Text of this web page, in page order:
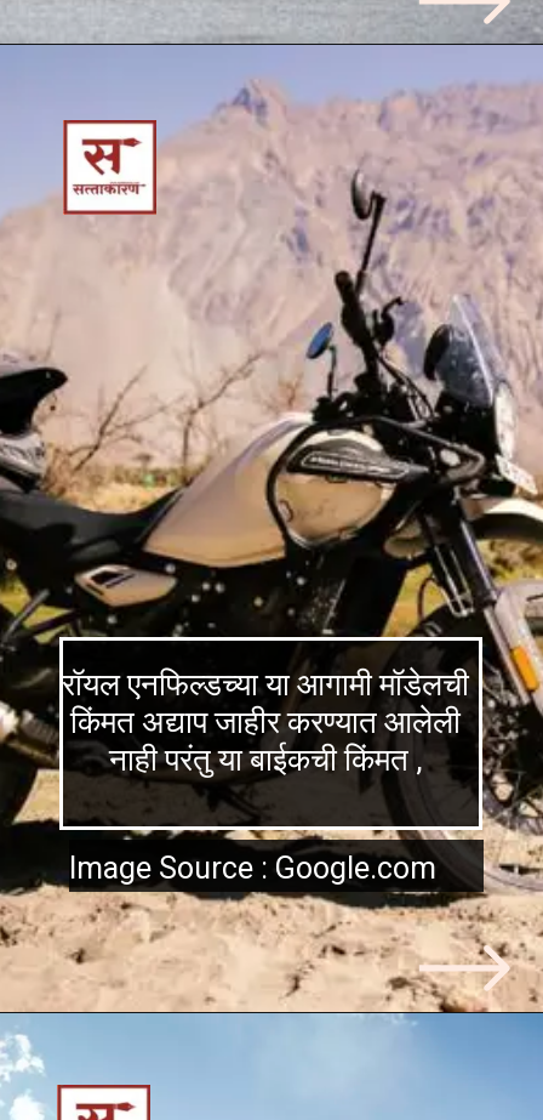
रॉयल एनफिल्डच्या या आगामी मॉडेलची
किंमत अद्याप जाहीर करण्यात आलेली
नाही परंतु या बाईकची किंमत ,
Image Source : Google.com